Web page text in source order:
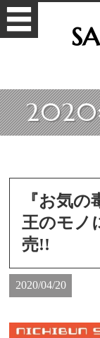
2020
『お気
王のモノ
売!!
2020/04/20